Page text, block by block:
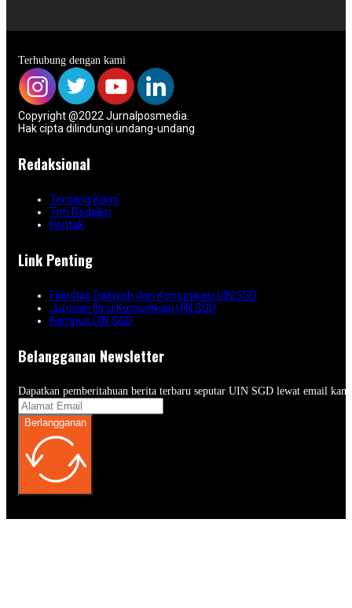
Terhubung dengan kami
Copyright @2022 Jurnalposmedia.
Hak cipta dilindungi undang-undang
Redaksional
Tentang Kami
Tim Redaksi
Kontak
Link Penting
Fakultas Dakwah dan Komunikasi UIN SGD
Jurusan Ilmu Komunikasi UIN SGD
Kampus UIN SGD
Belangganan Newsletter
Dapatkan pemberitahuan berita terbaru seputar UIN SGD lewat email
Berlangganan